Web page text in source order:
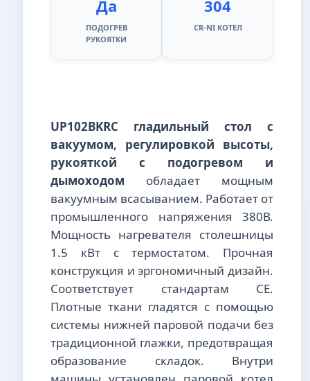
Да
ПОДОГРЕВ
РУКОЯТКИ
304
CR-NI КОТЕЛ
UP102BKRC гладильный стол с
вакуумом, регулировкой высоты,
рукояткой с подогревом и
дымоходом обладает мощным
вакуумным всасыванием. Работает от
промышленного напряжения 380В.
Мощность нагревателя столешницы
1.5 кВт с термостатом. Прочная
конструкция и эргономичный дизайн.
Соответствует стандартам CE.
Плотные ткани гладятся с помощью
системы нижней паровой подачи без
традиционной глажки, предотвращая
образование складок. Внутри